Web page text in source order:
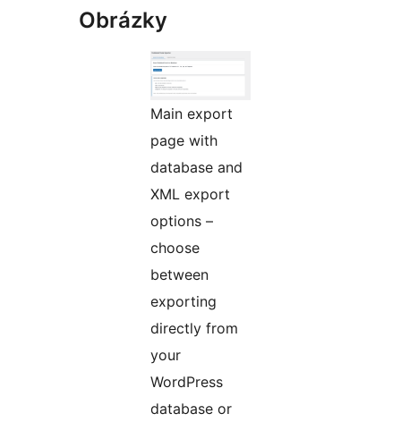
Obrázky
Main export
page with
database and
XML export
options –
choose
between
exporting
directly from
your
WordPress
database or